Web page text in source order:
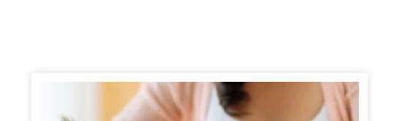
SACANDO CUENTAS